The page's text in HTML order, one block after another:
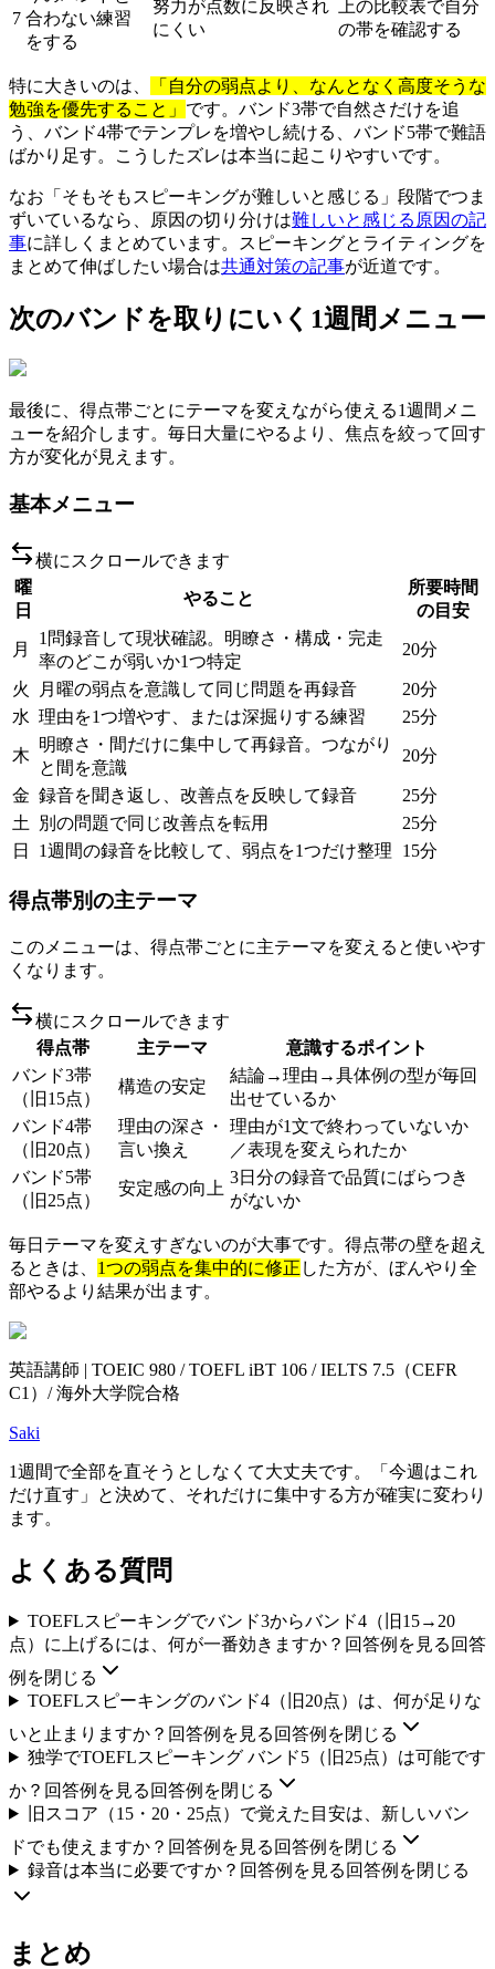
7 合わない練習
をする
努力が点数に反映され
にくい
上の比較表で自分
の帯を確認する
特に大きいのは、
「自分の弱点より、なんとなく高度そうな
勉強を優先すること」 です。バンド3帯で自然さだけを追
う、バンド4帯でテンプレを増やし続ける、バンド5帯で難語
ばかり足す。こうしたズレは本当に起こりやすいです。
なお「そもそもスピーキングが難しいと感じる」段階でつま
ずいているなら、原因の切り分けは難しいと感じる原因の記
事に詳しくまとめています。スピーキングとライティングを
まとめて伸ばしたい場合は共通対策の記事が近道です。
次のバンドを取りにいく1週間メニュー
最後に、得点帯ごとにテーマを変えながら使える1週間メニ
ューを紹介します。毎日大量にやるより、焦点を絞って回す
方が変化が見えます。
基本メニュー
横にスクロールできます
曜
日
やること
所要時間
の目安
月
1問録音して現状確認。明瞭さ・構成・完走
率のどこが弱いか1つ特定
20分
火 月曜の弱点を意識して同じ問題を再録音
20分
水 理由を1つ増やす、または深掘りする練習 25分
木
明瞭さ・間だけに集中して再録音。つながり
と間を意識
20分
金 録音を聞き返し、改善点を反映して録音
25分
土
別の問題で同じ改善点を転用
25分
日
1週間の録音を比較して、弱点を1つだけ整理 15分
得点帯別の主テーマ
このメニューは、得点帯ごとに主テーマを変えると使いやす
くなります。
横にスクロールできます
得点帯
主テーマ
意識するポイント
バンド3帯
（旧15点）
構造の安定
結論→理由→具体例の型が毎回
出せているか
バンド4帯
（旧20点）
理由の深さ・
言い換え
理由が1文で終わっていないか
／表現を変えられたか
バンド5帯
（旧25点）
安定感の向上
3日分の録音で品質にばらつき
がないか
毎日テーマを変えすぎないのが大事です。得点帯の壁を超え
るときは、 1つの弱点を集中的に修正 した方が、ぼんやり全
部やるより結果が出ます。
英語講師 | TOEIC 980 / TOEFL iBT 106 / IELTS 7.5（CEFR
C1）/ 海外大学院合格
Saki
1週間で全部を直そうとしなくて大丈夫です。「今週はこれ
だけ直す」と決めて、それだけに集中する方が確実に変わり
ます。
よくある質問
TOEFLスピーキングでバンド3からバンド4（旧15→20
点）に上げるには、何が一番効きますか？ 回答例を見る 回答
例を閉じる
TOEFLスピーキングのバンド4（旧20点）は、何が足りな
いと止まりますか？ 回答例を見る 回答例を閉じる
独学でTOEFLスピーキング バンド5（旧25点）は可能です
か？ 回答例を見る 回答例を閉じる
旧スコア（15・20・25点）で覚えた目安は、新しいバン
ドでも使えますか？ 回答例を見る 回答例を閉じる
録音は本当に必要ですか？ 回答例を見る 回答例を閉じる
まとめ